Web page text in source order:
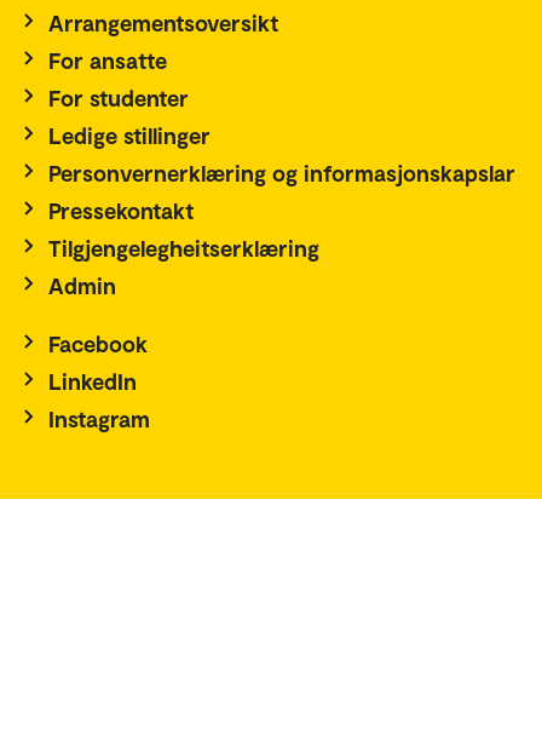
Arrangementsoversikt
For ansatte
For studenter
Ledige stillinger
Personvernerklæring og informasjonskapslar
Pressekontakt
Tilgjengelegheitserklæring
Admin
Facebook
LinkedIn
Instagram